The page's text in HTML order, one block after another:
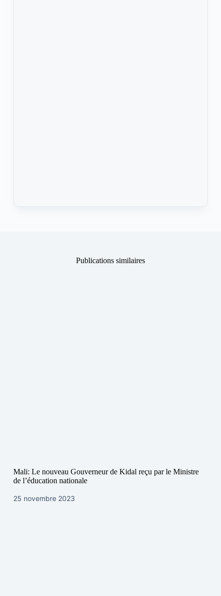
Publications similaires
Mali: Le nouveau Gouverneur de Kidal reçu par le Ministre
de l’éducation nationale
25 novembre 2023